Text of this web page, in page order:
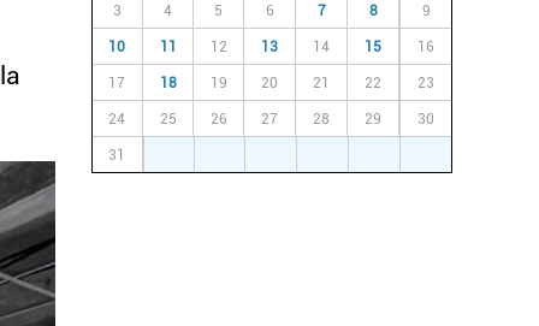
3 4 5 6 7 8 9
10 11 12 13 14 15 16
17 18 19 20 21 22 23
24 25 26 27 28 29 30
31